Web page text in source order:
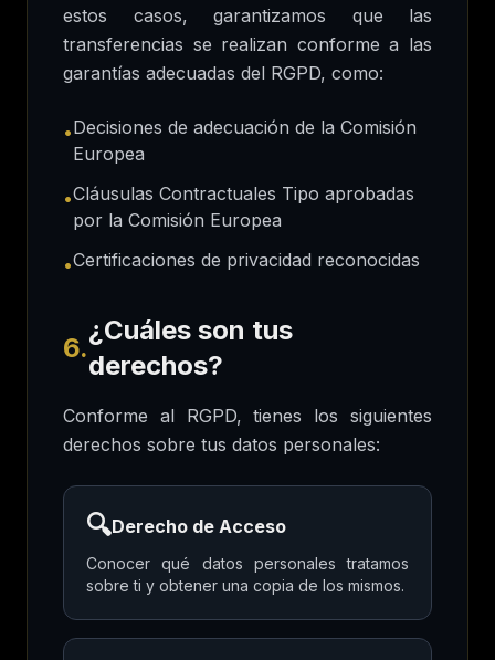
estos casos, garantizamos que las
transferencias se realizan conforme a las
garantías adecuadas del RGPD, como:
•Decisiones de adecuación de la Comisión
Europea
•Cláusulas Contractuales Tipo aprobadas
por la Comisión Europea
•Certificaciones de privacidad reconocidas
6.
¿Cuáles son tus
derechos?
Conforme al RGPD, tienes los siguientes
derechos sobre tus datos personales:
🔍Derecho de Acceso
Conocer qué datos personales tratamos
sobre ti y obtener una copia de los mismos.